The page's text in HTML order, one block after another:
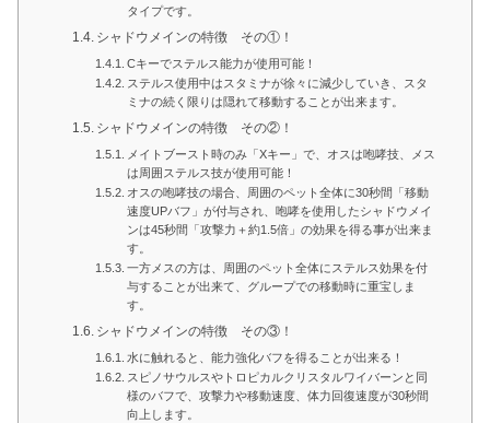
タイプです。
シャドウメインの特徴 その①！
Cキーでステルス能力が使用可能！
ステルス使用中はスタミナが徐々に減少していき、スタ
ミナの続く限りは隠れて移動することが出来ます。
シャドウメインの特徴 その②！
メイトブースト時のみ「Xキー」で、オスは咆哮技、メス
は周囲ステルス技が使用可能！
オスの咆哮技の場合、周囲のペット全体に30秒間「移動
速度UPバフ」が付与され、咆哮を使用したシャドウメイ
ンは45秒間「攻撃力＋約1.5倍」の効果を得る事が出来ま
す。
一方メスの方は、周囲のペット全体にステルス効果を付
与することが出来て、グループでの移動時に重宝しま
す。
シャドウメインの特徴 その③！
水に触れると、能力強化バフを得ることが出来る！
スピノサウルスやトロピカルクリスタルワイバーンと同
様のバフで、攻撃力や移動速度、体力回復速度が30秒間
向上します。